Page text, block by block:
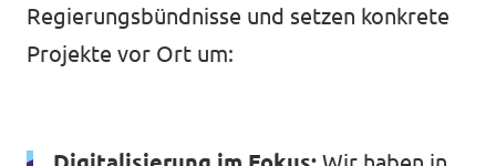
Regierungsbündnisse und setzen konkrete
Projekte vor Ort um: